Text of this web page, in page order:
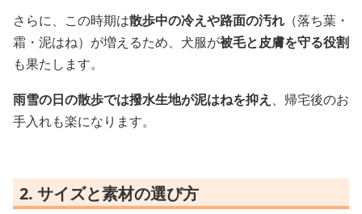
さらに、この時期は散歩中の冷えや路面の汚れ （落ち葉・
霜・泥はね）が増えるため、犬服が被毛と皮膚を守る役割
も果たします。
雨雪の日の散歩では撥水生地が泥はねを抑え 、帰宅後のお
手入れも楽になります。
2. サイズと素材の選び方